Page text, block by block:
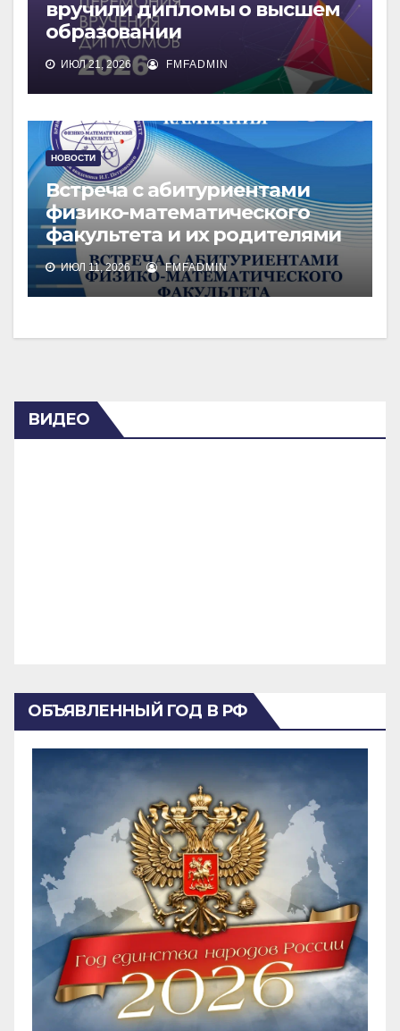
вручили дипломы о высшем
образовании
ИЮЛ 21, 2026 FMFADMIN
НОВОСТИ
Встреча с абитуриентами
физико-математического
факультета и их родителями
ИЮЛ 11, 2026 FMFADMIN
ВИДЕО
ОБЪЯВЛЕННЫЙ ГОД В РФ